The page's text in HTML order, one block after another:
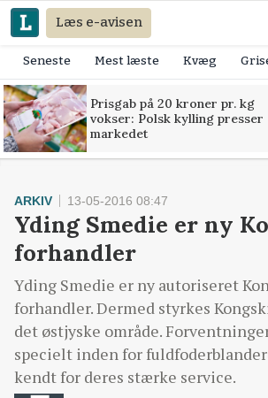
Læs e-avisen
Seneste Mest læste Kvæg
Prisgab på 20 kroner pr. kg
vokser: Polsk kylling presser
markedet
ARKIV 13-05-2016 08:47
Yding Smedie er ny
forhandler
Yding Smedie er ny autoriseret
forhandler. Dermed styrkes
det østjyske område.
specielt inden for
kendt for deres stærke service.